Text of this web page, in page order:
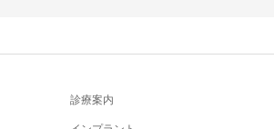
診療案内